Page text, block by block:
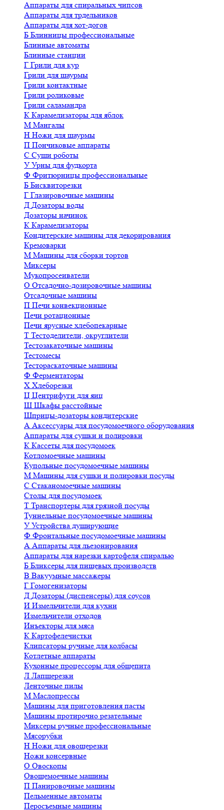
Аппараты для спиральных чипсов
Аппараты для трдельников
Аппараты для хот-догов
Б Блинницы профессиональные
Блинные автоматы
Блинные станции
Г Грили для кур
Грили для шаурмы
Грили контактные
Грили роликовые
Грили саламандра
К Карамелизаторы для яблок
М Мангалы
Н Ножи для шаурмы
П Пончиковые аппараты
С Суши роботы
У Урны для фудкорта
Ф Фритюрницы профессиональные
Б Бисквиторезки
Г Глазировочные машины
Д Дозаторы воды
Дозаторы начинок
К Карамелизаторы
Кондитерские машины для декорирования
Кремоварки
М Машины для сборки тортов
Миксеры
Мукопросеиватели
О Отсадочно-дозировочные машины
Отсадочные машины
П Печи конвекционные
Печи ротационные
Печи ярусные хлебопекарные
Т Тестоделители, округлители
Тестозакаточные машины
Тестомесы
Тестораскаточные машины
Ф Ферментаторы
Х Хлеборезки
Ц Центрифуги для яиц
Ш Шкафы расстойные
Шприцы-дозаторы кондитерские
А Аксессуары для посудомоечного оборудования
Аппараты для сушки и полировки
К Кассеты для посудомоек
Котломоечные машины
Купольные посудомоечные машины
М Машины для сушки и полировки посуды
С Стаканомоечные машины
Столы для посудомоек
Т Транспортеры для грязной посуды
Туннельные посудомоечные машины
У Устройства душирующие
Ф Фронтальные посудомоечные машины
А Аппараты для льезонирования
Аппараты для нарезки картофеля спиралью
Б Бликсеры для пищевых производств
В Вакуумные массажеры
Г Гомогенизаторы
Д Дозаторы (диспенсеры) для соусов
И Измельчители для кухни
Измельчители отходов
Инъекторы для мяса
К Картофелечистки
Клипсаторы ручные для колбасы
Котлетные аппараты
Кухонные процессоры для общепита
Л Лапшерезки
Ленточные пилы
М Маслопрессы
Машины для приготовления пасты
Машины протирочно резательные
Миксеры ручные профессиональные
Мясорубки
Н Ножи для овощерезки
Ножи консервные
О Овоскопы
Овощемоечные машины
П Панировочные машины
Пельменные автоматы
Перосъемные машины